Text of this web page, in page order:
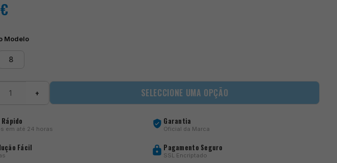
€
Modelo
8
+ SELECCIONE UMA OPÇÃO
Rápido
em até 24 horas
Garantia
Oficial da Marca
Fácil Pagamento Seguro
SSL Encriptado